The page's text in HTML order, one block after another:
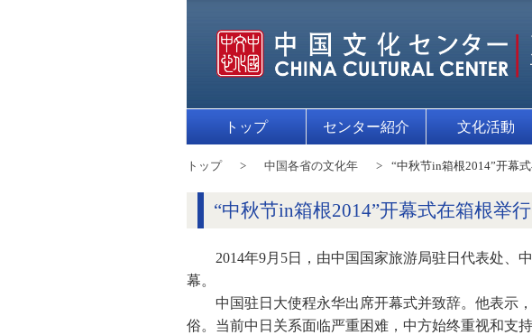
トップ センター紹介 文化活動
トップ 中国各省の文化年 “中秋节in箱根2014”开幕
“中秋节in箱根2014”开幕式在箱根举行
2014年9月5日，由中国国家旅游局驻日代表处、
幕。
中国驻日大使程永华出席开幕式并致辞。他表示
俗。当前中日关系面临严重困难，中方始终重视和支